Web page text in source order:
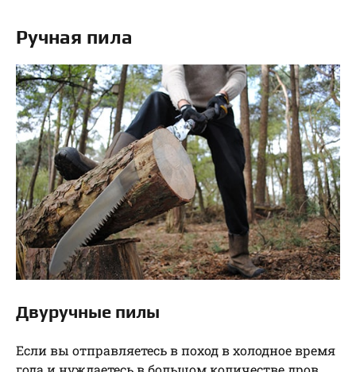
Ручная пила
Двуручные пилы
Если вы отправляетесь в поход в холодное время